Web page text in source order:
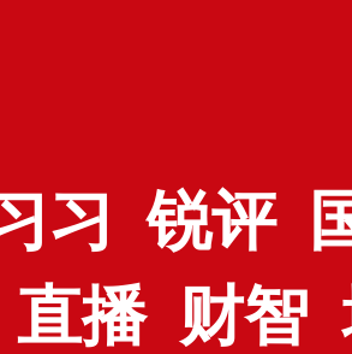
习 锐评
直播 财智